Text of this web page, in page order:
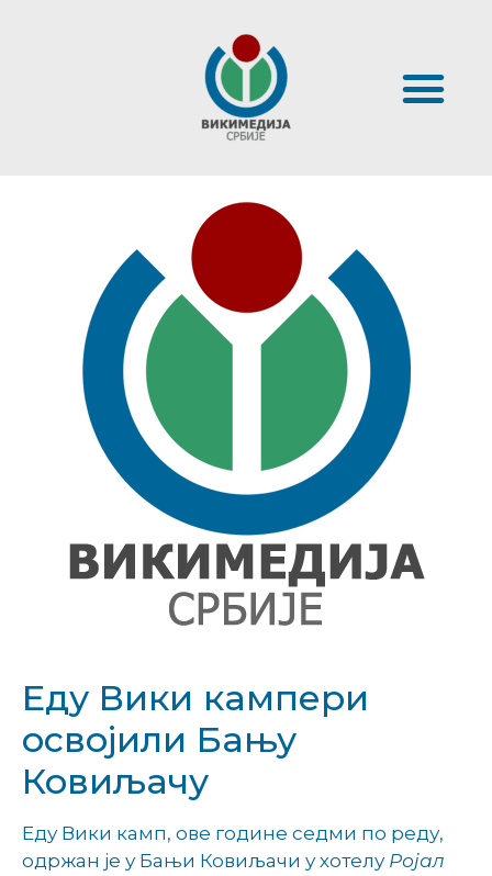
Еду Вики кампери
освојили Бању
Ковиљачу
Еду Вики камп, ове године седми по реду,
одржан је у Бањи Ковиљачи у хотелу Ројал